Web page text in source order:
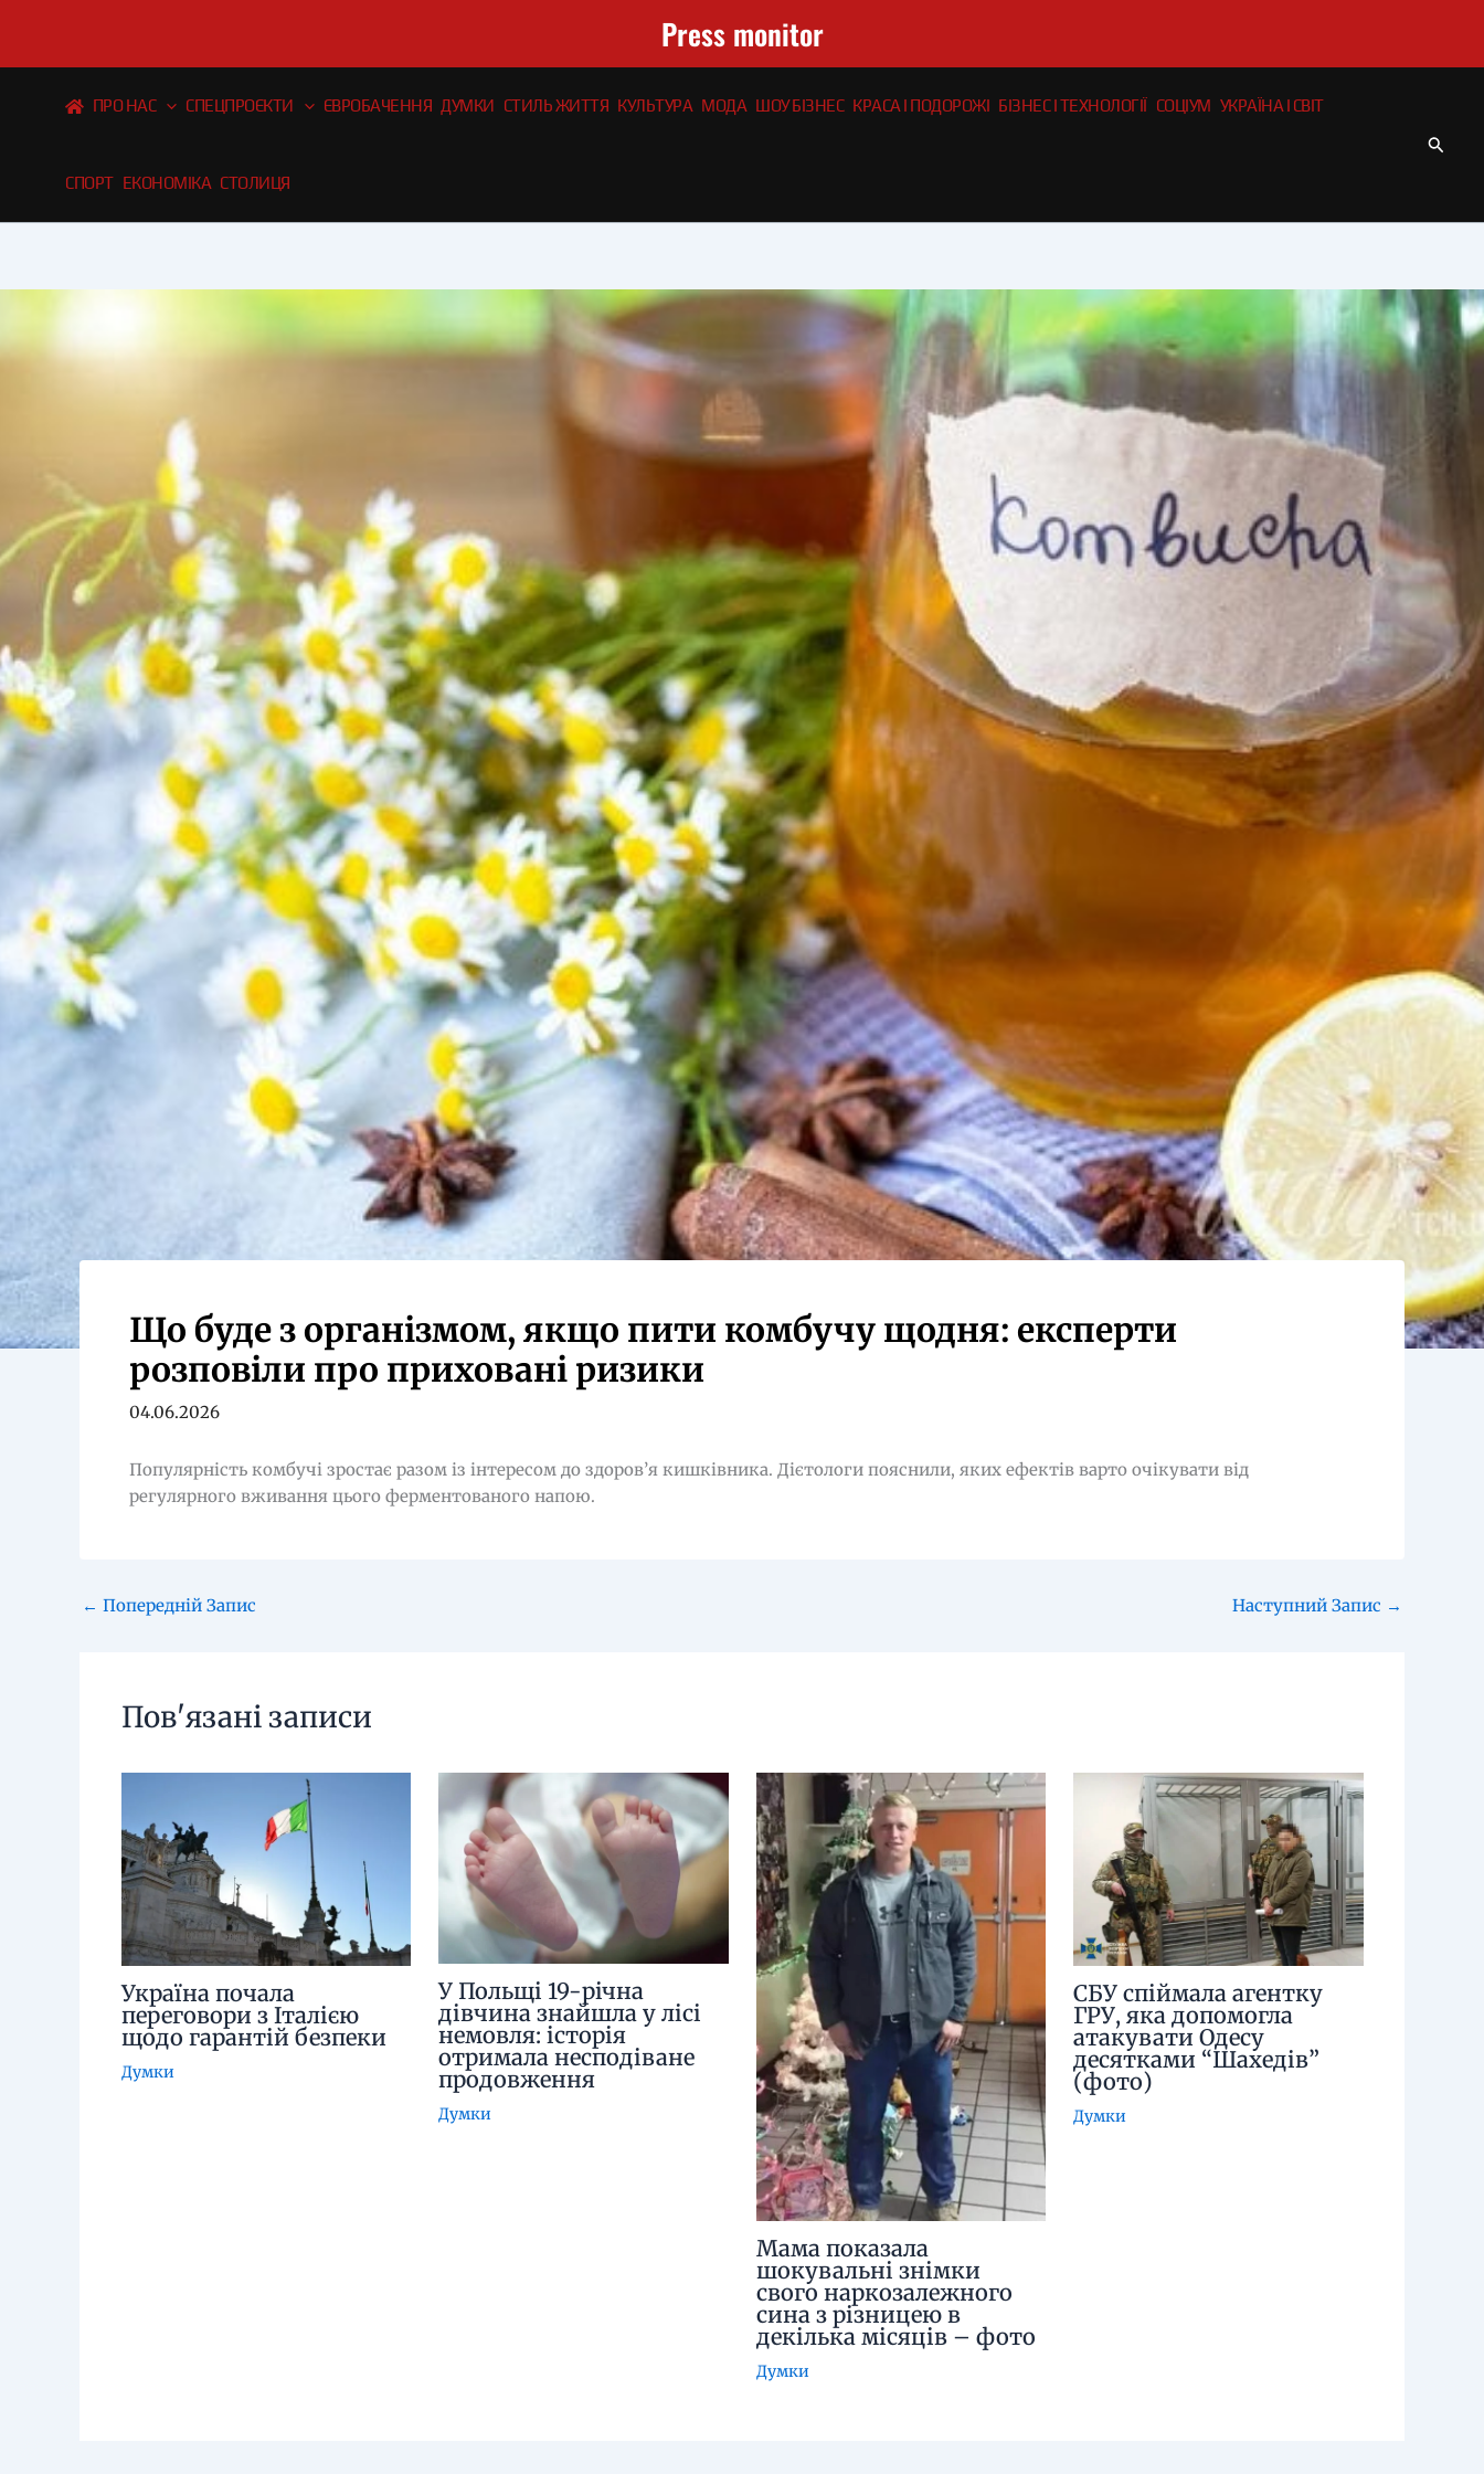
вмісту
Press monitor
ПРО НАС СПЕЦПРОЄКТИ ЄВРОБАЧЕННЯ ДУМКИ СТИЛЬ ЖИТТЯ КУЛЬТУРА МОДА ШОУ БІЗНЕС КРАСА І ПОДОРОЖІ БІЗНЕС І ТЕХНОЛОГІЇ СОЦІУМ УКРАЇНА І СВІТ
СПОРТ ЕКОНОМІКА СТОЛИЦЯ
Що буде з організмом, якщо пити комбучу щодня: експерти
розповіли про приховані ризики
04.06.2026
Популярність комбучі зростає разом із інтересом до здоров’я кишківника. Дієтологи пояснили, яких ефектів варто очікувати від
регулярного вживання цього ферментованого напою.
← Попередній Запис Наступний Запис →
Пов'язані записи
Україна почала
переговори з Італією
щодо гарантій безпеки
Думки
У Польщі 19-річна
дівчина знайшла у лісі
немовля: історія
отримала несподіване
продовження
Думки
Мама показала
шокувальні знімки
свого наркозалежного
сина з різницею в
декілька місяців – фото
Думки
СБУ спіймала агентку
ГРУ, яка допомогла
атакувати Одесу
десятками “Шахедів”
(фото)
Думки